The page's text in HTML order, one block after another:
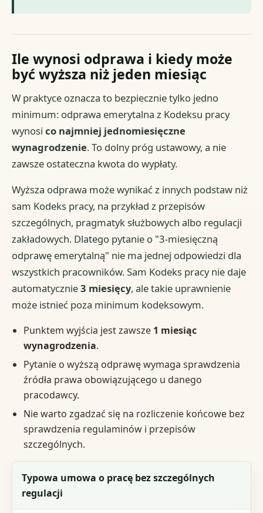
Ile wynosi odprawa i kiedy może
być wyższa niż jeden miesiąc
W praktyce oznacza to bezpiecznie tylko jedno
minimum: odprawa emerytalna z Kodeksu pracy
wynosico najmniej jednomiesięczne
wynagrodzenie. To dolny próg ustawowy, a nie
zawsze ostateczna kwota do wypłaty.
Wyższa odprawa może wynikać z innych podstaw niż
sam Kodeks pracy, na przykład z przepisów
szczególnych, pragmatyk służbowych albo regulacji
zakładowych. Dlatego pytanie o "3-miesięczną
odprawę emerytalną" nie ma jednej odpowiedzi dla
wszystkich pracowników. Sam Kodeks pracy nie daje
automatycznie3 miesięcy, ale takie uprawnienie
może istnieć poza minimum kodeksowym.
Punktem wyjścia jest zawsze 1 miesiąc
wynagrodzenia.
Pytanie o wyższą odprawę wymaga sprawdzenia
źródła prawa obowiązującego u danego
pracodawcy.
Nie warto zgadzać się na rozliczenie końcowe bez
sprawdzenia regulaminów i przepisów
szczególnych.
Grupa lub sytuacja
Typowa umowa o pracę bez szczególnych
regulacji